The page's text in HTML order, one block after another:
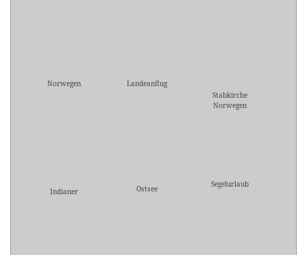
Norwegen
Landeanflug
Stabkirche
Norwegen
Indianer Ostsee Segelurlaub